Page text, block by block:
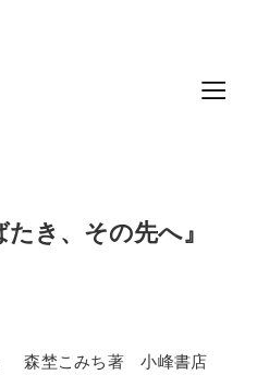
き、その先へ』
森埜こみち著 小峰書店